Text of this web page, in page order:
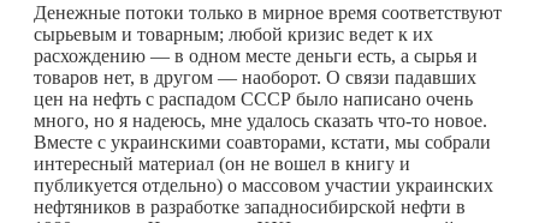
Денежные потоки только в мирное время соответствуют
сырьевым и товарным; любой кризис ведет к их
расхождению — в одном месте деньги есть, а сырья и
товаров нет, в другом — наоборот. О связи падавших
цен на нефть с распадом СССР было написано очень
много, но я надеюсь, мне удалось сказать что-то новое.
Вместе с украинскими соавторами, кстати, мы собрали
интересный материал (он не вошел в книгу и
публикуется отдельно) о массовом участии украинских
нефтяников в разработке западносибирской нефти в